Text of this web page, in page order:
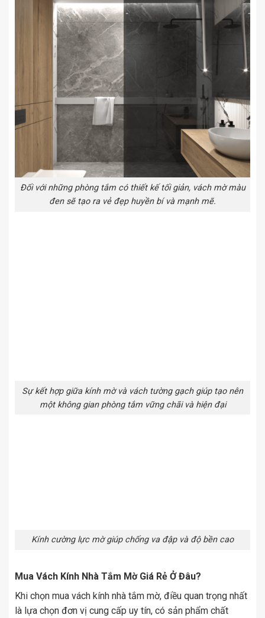
Đối với những phòng tắm có thiết kế tối giản, vách mờ màu
đen sẽ tạo ra vẻ đẹp huyền bí và mạnh mẽ.
Sự kết hợp giữa kính mờ và vách tường gạch giúp tạo nên
một không gian phòng tắm vững chãi và hiện đại
Kính cường lực mờ giúp chống va đập và độ bền cao
Mua Vách Kính Nhà Tắm Mờ Giá Rẻ Ở Đâu?
Khi chọn mua vách kính nhà tắm mờ, điều quan trọng nhất
là lựa chọn đơn vị cung cấp uy tín, có sản phẩm chất